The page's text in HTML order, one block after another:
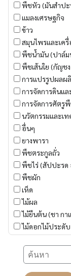
พืชหัว (มันสำปะ
แมลงเศรษฐกิจ
ข้าว
สมุนไพรและเครื่
พืชน้ำมัน (ปาล์ม
พืชเส้นใย (กัญช
การแปรรูปผลผ
การจัดการดินแ
การจัดการศัตรู
นวัตกรรมและเท
อื่นๆ
ยางพารา
พืชตระกูลถั่ว
พืชไร่ (สัปปะรด
พืชผัก
เห็ด
ไม้ผล
ไม้ยืนต้น (ชา กา
ไม้ดอกไม้ประดับ